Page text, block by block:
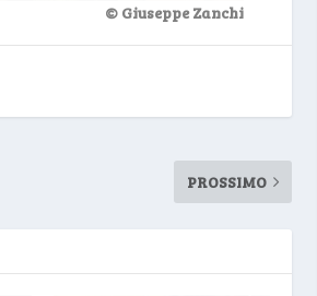
© Giuseppe Zanchi
PROSSIMO